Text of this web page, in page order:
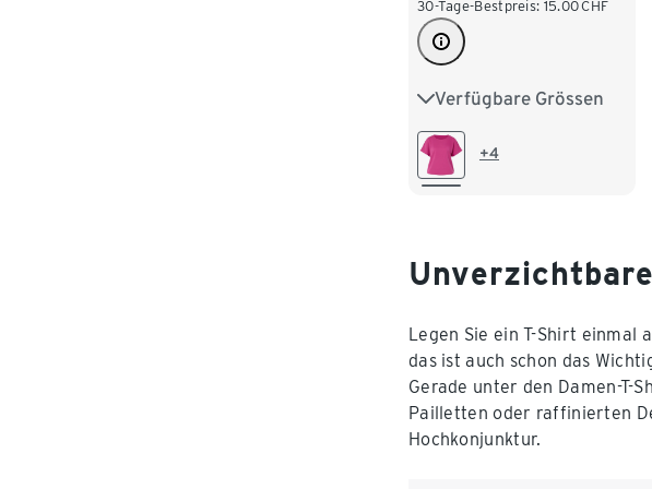
30-Tage-Bestpreis: 15.00CHF
Verfügbare Grössen
S 36/38 M 40/42
L 44/46+4
Legen Sie ein T-Shirt einmal
das ist auch schon das
Gerade unter den Damen-T-
Pailletten oder raffinierten
Hochkonjunktur.